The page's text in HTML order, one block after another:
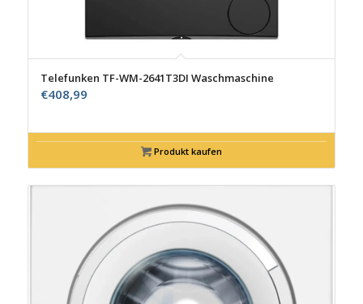
Telefunken TF-WM-2641T3DI Waschmaschine
€408,99
Produkt kaufen